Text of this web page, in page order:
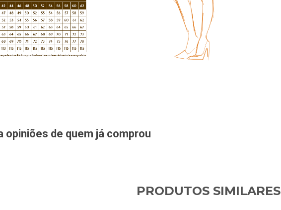
opiniões de quem já comprou
PRODUTOS SIMILARES